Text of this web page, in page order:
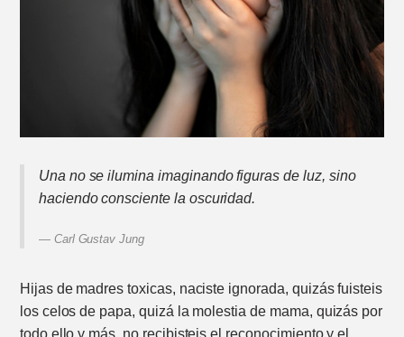
Una no se ilumina imaginando figuras de luz, sino
haciendo consciente la oscuridad.
Carl Gustav Jung
Hijas de madres toxicas, naciste ignorada, quizás fuisteis
los celos de papa, quizá la molestia de mama, quizás por
todo ello y más, no recibisteis el reconocimiento y el